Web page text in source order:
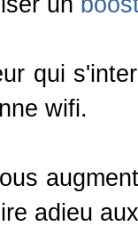
qui
wifi.
adieu